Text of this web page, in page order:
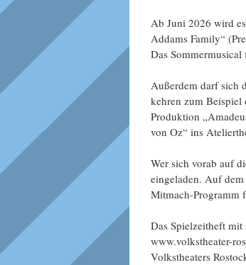
Ab Juni 2026 wird
Addams Family“
Das
Außerdem darf sich
kehren zum
Produktion
von Oz“ ins
Wer sich vorab auf
eingeladen. Auf
Mitmach-Programm
Das Spielzeitheft
www.volkstheater-
Volkstheaters